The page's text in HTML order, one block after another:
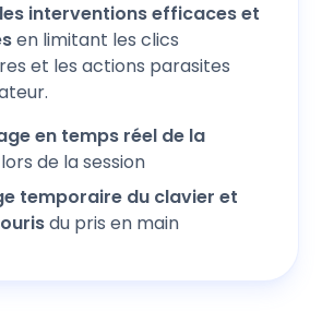
interventions efficaces et
en limitant les clics
et les actions parasites
en temps réel de la
lors de la session
temporaire du clavier et
du pris en main